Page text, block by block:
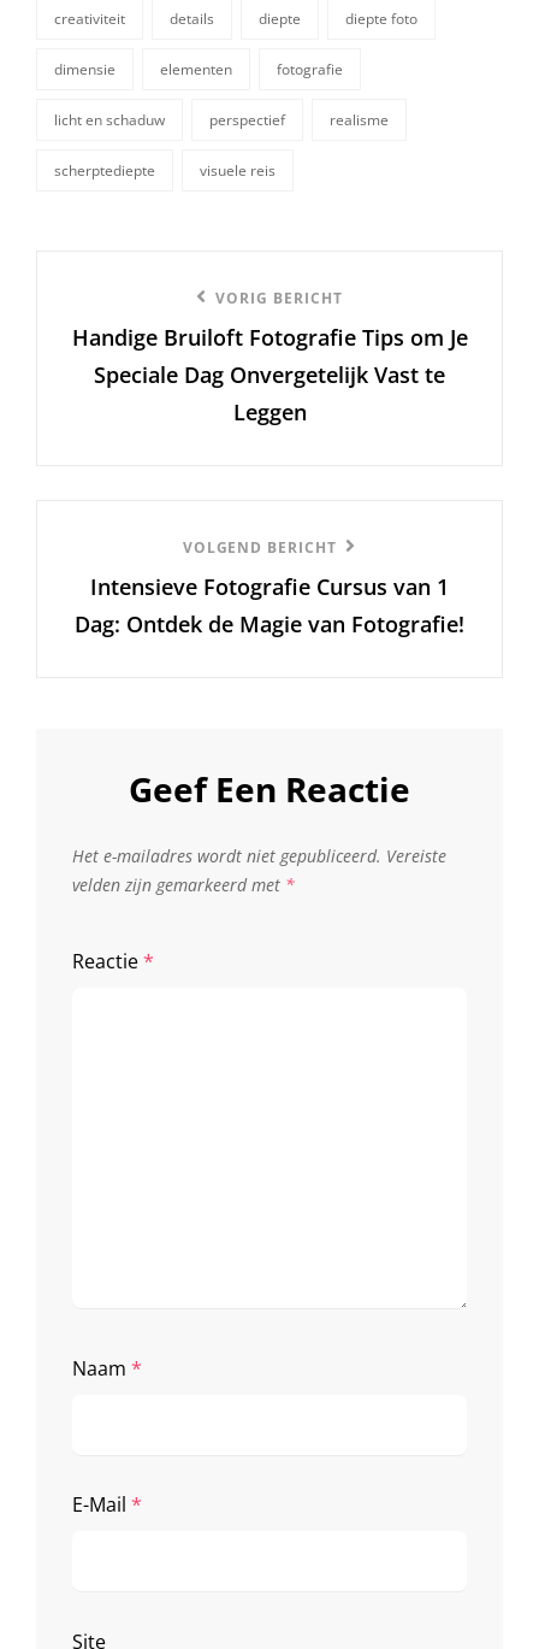
creativiteit details diepte diepte foto
dimensie elementen fotografie
licht en schaduw perspectief realisme
scherptediepte visuele reis
bericht
VORIG BERICHT
Handige Bruiloft Fotografie Tips om Je
Speciale Dag Onvergetelijk Vast te
Leggen
Bericht
VOLGEND BERICHT
Intensieve Fotografie Cursus van 1
Dag: Ontdek de Magie van Fotografie!
Geef Een Reactie
Het e-mailadres wordt niet gepubliceerd. Vereiste
velden zijn gemarkeerd met *
Reactie*
Naam *
E-Mail *
Site